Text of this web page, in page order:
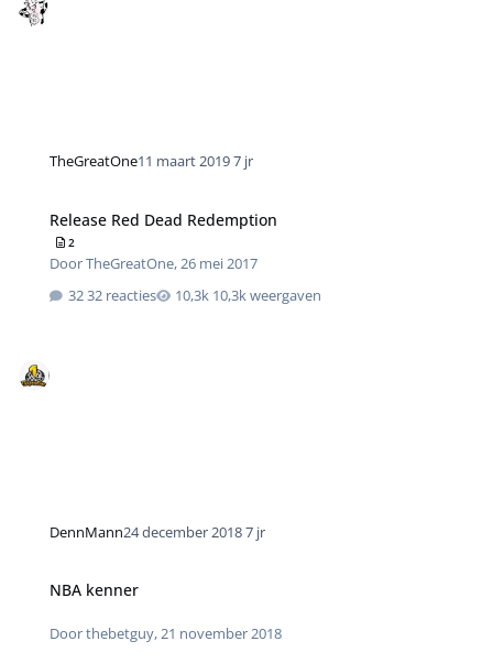
TheGreatOne11 maart 20197 jr
Release Red Dead Redemption
2
DoorTheGreatOne,26 mei 2017
32 reacties
10,3k weergaven
DennMann24 december 20187 jr
NBA kenner
Doorthebetguy,21 november 2018